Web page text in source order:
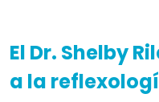
El Dr. Shelby
a la